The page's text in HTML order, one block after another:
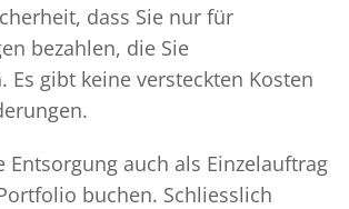
dass Sie nur für
bezahlen, die Sie
Es gibt keine versteckten Kosten
Entsorgung auch als Einzelauftrag
buchen. Schliesslich